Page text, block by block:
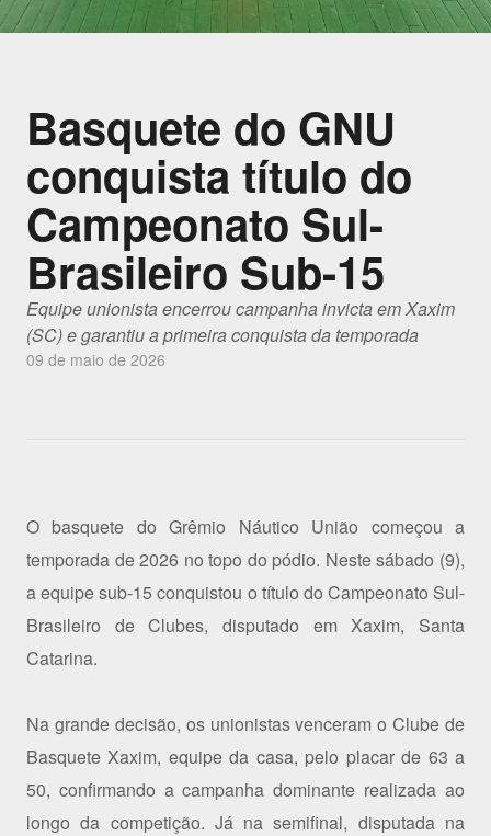
Basquete do GNU
conquista título do
Campeonato Sul-
Brasileiro Sub-15
Equipe unionista encerrou campanha invicta em Xaxim
(SC) e garantiu a primeira conquista da temporada
09 de maio de 2026
O basquete do Grêmio Náutico União começou a
temporada de 2026 no topo do pódio. Neste sábado (9),
a equipe sub-15 conquistou o título do Campeonato Sul-
Brasileiro de Clubes, disputado em Xaxim, Santa
Catarina.
Na grande decisão, os unionistas venceram o Clube de
Basquete Xaxim, equipe da casa, pelo placar de 63 a
50, confirmando a campanha dominante realizada ao
longo da competição. Já na semifinal, disputada na